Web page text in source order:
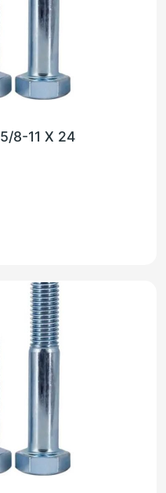
PERNO HEX UNC-2 ZINC 5/8-11 X 24